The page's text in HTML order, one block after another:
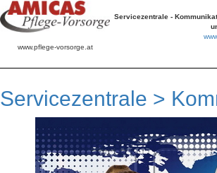
www.pflege-vorsorge.at
Servicezentrale -
Servicezentrale >